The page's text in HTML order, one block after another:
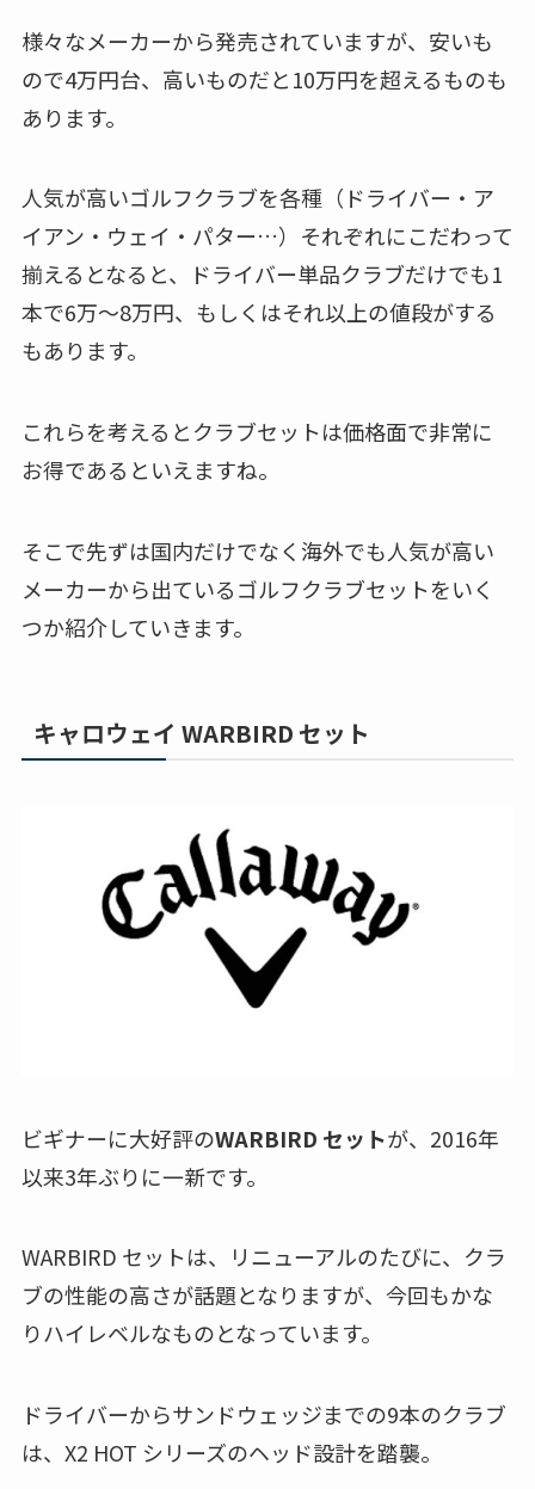
様々なメーカーから発売されていますが、安いも
ので4万円台、高いものだと10万円を超えるものも
あります。
人気が高いゴルフクラブを各種（ドライバー・ア
イアン・ウェイ・パター…）それぞれにこだわって
揃えるとなると、ドライバー単品クラブだけでも1
本で6万～8万円、もしくはそれ以上の値段がする
もあります。
これらを考えるとクラブセットは価格面で非常に
お得であるといえますね。
そこで先ずは国内だけでなく海外でも人気が高い
メーカーから出ているゴルフクラブセットをいく
つか紹介していきます。
キャロウェイ WARBIRD セット
ビギナーに大好評のWARBIRD セットが、2016年
以来3年ぶりに一新です。
WARBIRD セットは、リニューアルのたびに、クラ
ブの性能の高さが話題となりますが、今回もかな
りハイレベルなものとなっています。
ドライバーからサンドウェッジまでの9本のクラブ
は、X2 HOT シリーズのヘッド設計を踏襲。